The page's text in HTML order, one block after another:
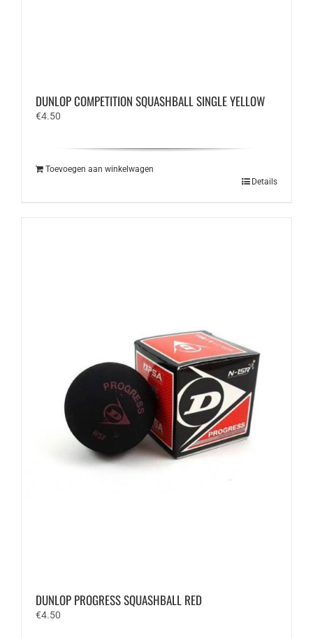
DUNLOP COMPETITION SQUASHBALL SINGLE YELLOW
€4.50
Toevoegen aan winkelwagen
Details
DUNLOP PROGRESS SQUASHBALL RED
€4.50